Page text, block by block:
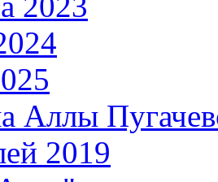
Аллы
2019